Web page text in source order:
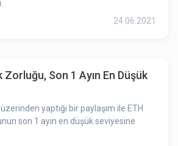
24.06.2021
Son 1 Ayın En Düşük
yaptığı bir paylaşım ile ETH
son 1 ayın en düşük seviyesine